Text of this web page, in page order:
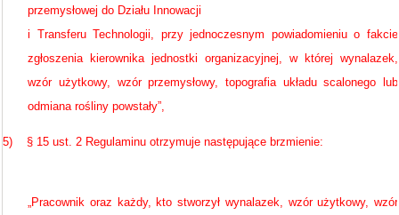
przemysłowej do Działu Innowacji
i Transferu Technologii, przy jednoczesnym powiadomieniu o fakcie
zgłoszenia kierownika jednostki organizacyjnej, w której wynalazek,
wzór użytkowy, wzór przemysłowy, topografia układu scalonego lub
odmiana rośliny powstały”,
5) § 15 ust. 2 Regulaminu otrzymuje następujące brzmienie:
„Pracownik oraz każdy, kto stworzył wynalazek, wzór użytkowy, wzór